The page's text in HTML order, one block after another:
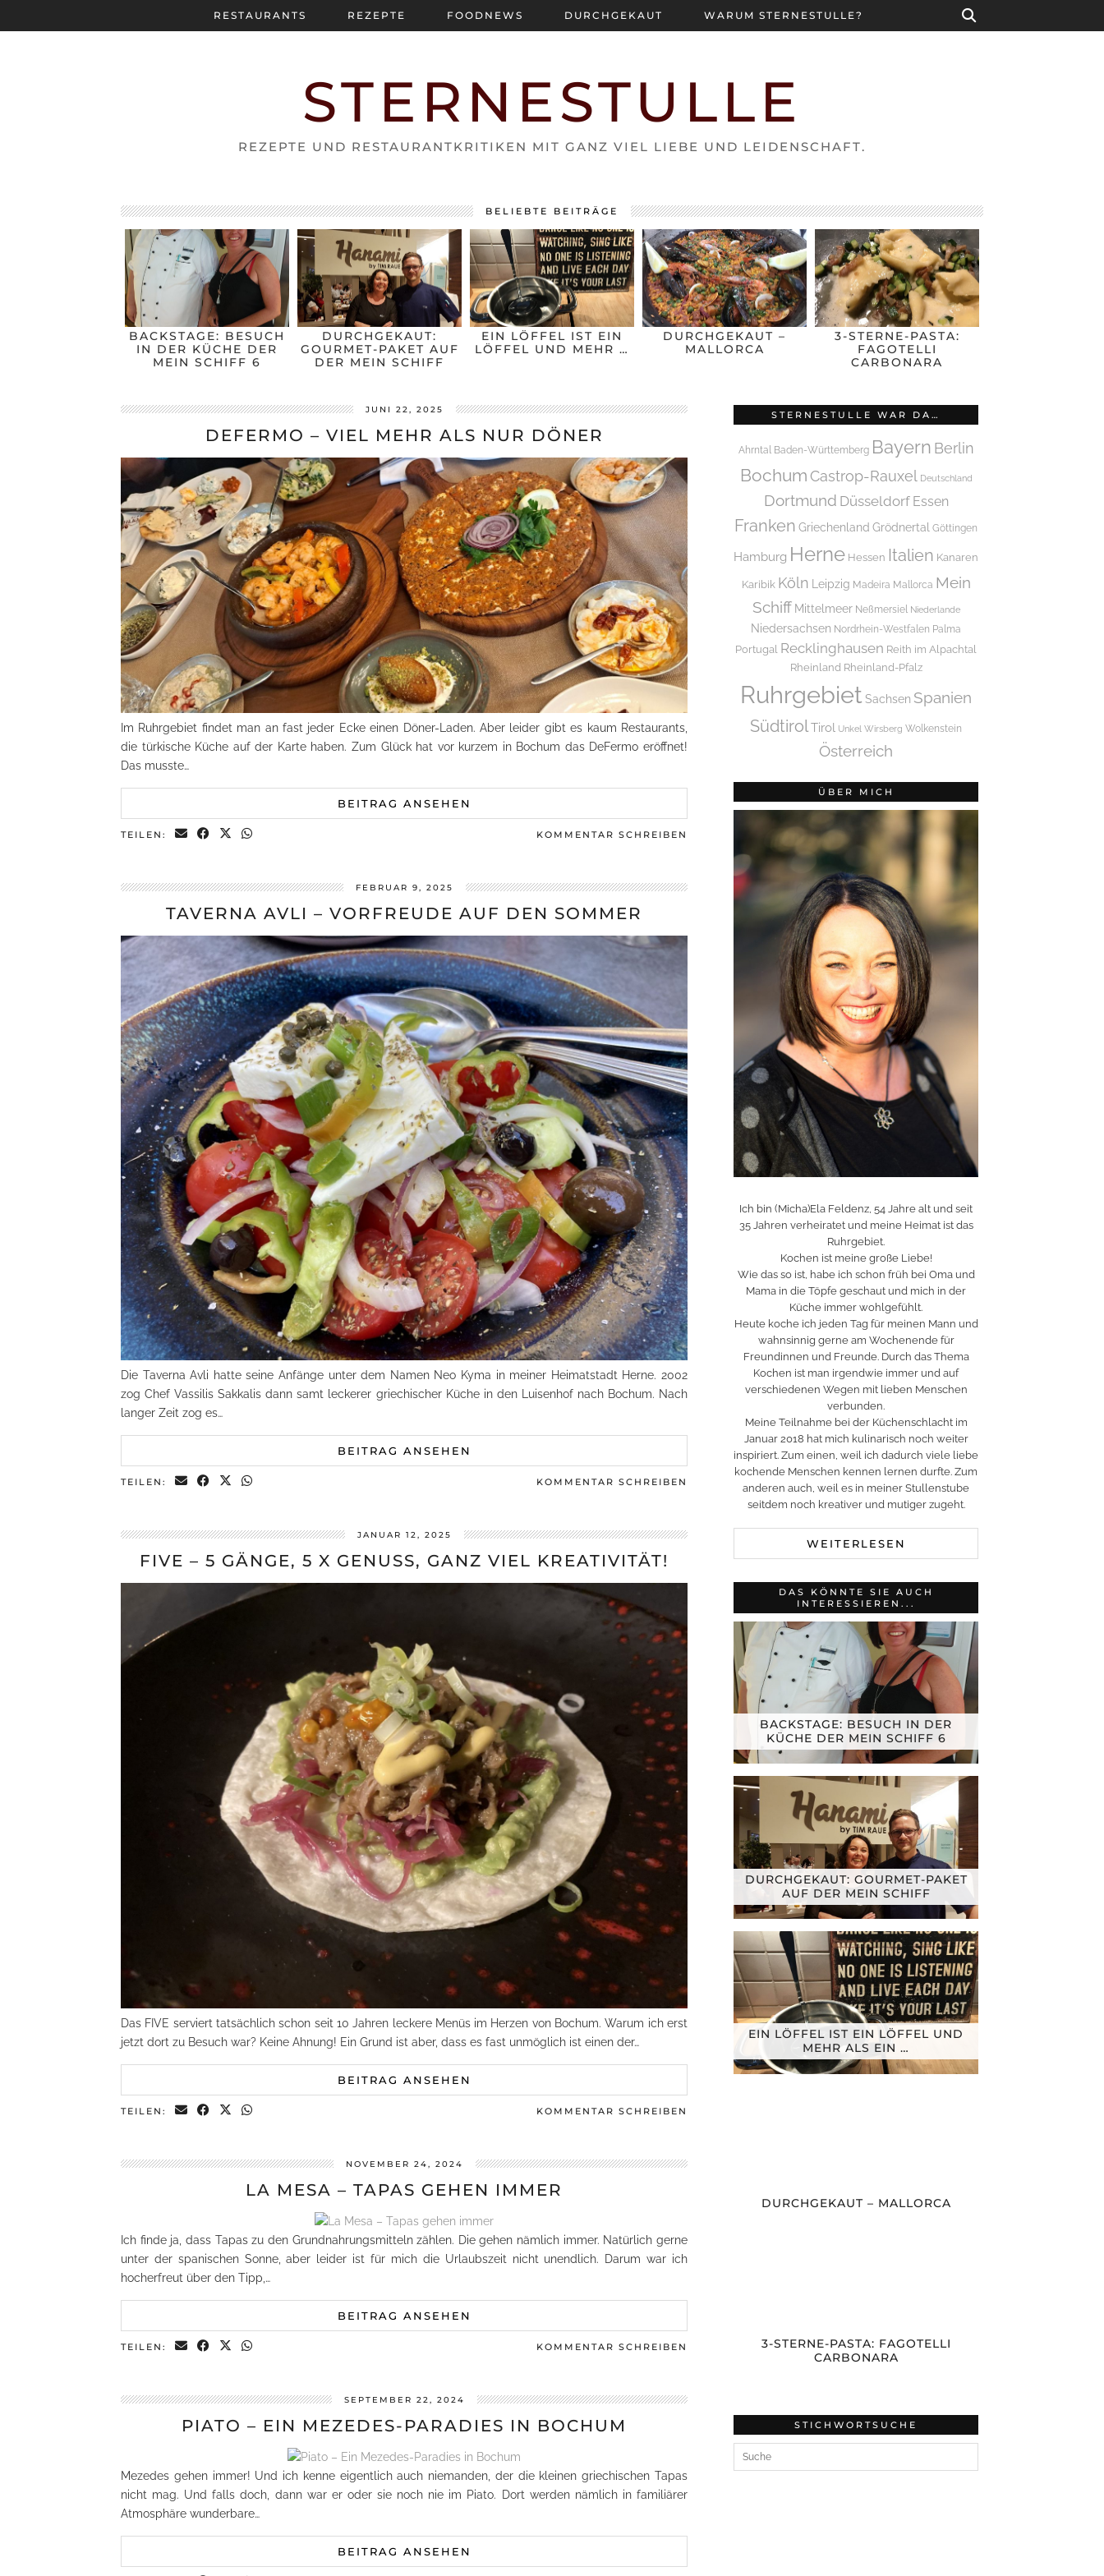
STERNESTULLE
REZEPTE UND RESTAURANTKRITIKEN MIT GANZ VIEL LIEBE UND LEIDENSCHAFT.
RESTAURANTS REZEPTE FOODNEWS DURCHGEKAUT WARUM STERNESTULLE?
BELIEBTE BEITRÄGE
BACKSTAGE: BESUCH
IN DER KÜCHE DER
MEIN SCHIFF 6
DURCHGEKAUT:
GOURMET-PAKET AUF
DER MEIN SCHIFF
EIN LÖFFEL IST EIN
LÖFFEL UND MEHR …
DURCHGEKAUT –
MALLORCA
3-STERNE-PASTA:
FAGOTELLI
CARBONARA
JUNI 22, 2025
DEFERMO – VIEL MEHR ALS NUR DÖNER
Im Ruhrgebiet findet man an fast jeder Ecke einen Döner-Laden. Aber leider gibt es kaum Restaurants,
die türkische Küche auf der Karte haben. Zum Glück hat vor kurzem in Bochum das DeFermo eröffnet!
Das musste…
BEITRAG ANSEHEN
TEILEN: KOMMENTAR SCHREIBEN
FEBRUAR 9, 2025
TAVERNA AVLI – VORFREUDE AUF DEN SOMMER
Die Taverna Avli hatte seine Anfänge unter dem Namen Neo Kyma in meiner Heimatstadt Herne. 2002
zog Chef Vassilis Sakkalis dann samt leckerer griechischer Küche in den Luisenhof nach Bochum. Nach
langer Zeit zog es…
BEITRAG ANSEHEN
TEILEN: KOMMENTAR SCHREIBEN
JANUAR 12, 2025
FIVE – 5 GÄNGE, 5 X GENUSS, GANZ VIEL KREATIVITÄT!
Das FIVE serviert tatsächlich schon seit 10 Jahren leckere Menüs im Herzen von Bochum. Warum ich erst
jetzt dort zu Besuch war? Keine Ahnung! Ein Grund ist aber, dass es fast unmöglich ist einen der…
BEITRAG ANSEHEN
TEILEN: KOMMENTAR SCHREIBEN
NOVEMBER 24, 2024
LA MESA – TAPAS GEHEN IMMER
Ich finde ja, dass Tapas zu den Grundnahrungsmitteln zählen. Die gehen nämlich immer. Natürlich gerne
unter der spanischen Sonne, aber leider ist für mich die Urlaubszeit nicht unendlich. Darum war ich
hocherfreut über den Tipp,…
BEITRAG ANSEHEN
TEILEN: KOMMENTAR SCHREIBEN
SEPTEMBER 22, 2024
PIATO – EIN MEZEDES-PARADIES IN BOCHUM
Mezedes gehen immer! Und ich kenne eigentlich auch niemanden, der die kleinen griechischen Tapas
nicht mag. Und falls doch, dann war er oder sie noch nie im Piato. Dort werden nämlich in familiärer
Atmosphäre wunderbare…
BEITRAG ANSEHEN
STERNESTULLE WAR DA…
Ahrntal Baden-Württemberg Bayern Berlin
Bochum Castrop-Rauxel Deutschland
Dortmund Düsseldorf Essen
Franken Griechenland Grödnertal Göttingen
Hamburg Herne Hessen Italien Kanaren
Karibik Köln Leipzig Madeira Mallorca Mein
Schiff Mittelmeer Neßmersiel Niederlande
Niedersachsen Nordrhein-Westfalen Palma
Portugal Recklinghausen Reith im Alpachtal
Rheinland Rheinland-Pfalz
Ruhrgebiet Sachsen Spanien
SüdtirolTirol Unkel Wirsberg Wolkenstein
Österreich
ÜBER MICH
Ich bin (Micha)Ela Feldenz, 54 Jahre alt und seit
35 Jahren verheiratet und meine Heimat ist das
Ruhrgebiet.
Kochen ist meine große Liebe!
Wie das so ist, habe ich schon früh bei Oma und
Mama in die Töpfe geschaut und mich in der
Küche immer wohlgefühlt.
Heute koche ich jeden Tag für meinen Mann und
wahnsinnig gerne am Wochenende für
Freundinnen und Freunde. Durch das Thema
Kochen ist man irgendwie immer und auf
verschiedenen Wegen mit lieben Menschen
verbunden.
Meine Teilnahme bei der Küchenschlacht im
Januar 2018 hat mich kulinarisch noch weiter
inspiriert. Zum einen, weil ich dadurch viele liebe
kochende Menschen kennen lernen durfte. Zum
anderen auch, weil es in meiner Stullenstube
seitdem noch kreativer und mutiger zugeht.
WEITERLESEN
DAS KÖNNTE SIE AUCH
INTERESSIEREN...
BACKSTAGE: BESUCH IN DER
KÜCHE DER MEIN SCHIFF 6
DURCHGEKAUT: GOURMET-PAKET
AUF DER MEIN SCHIFF
EIN LÖFFEL IST EIN LÖFFEL UND
MEHR ALS EIN …
DURCHGEKAUT – MALLORCA
3-STERNE-PASTA: FAGOTELLI
CARBONARA
STICHWORTSUCHE